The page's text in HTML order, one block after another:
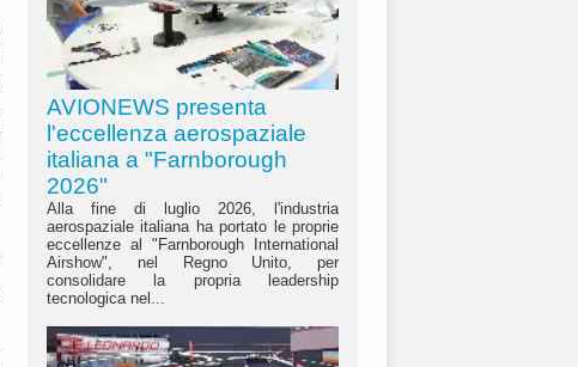
AVIONEWS presenta
l'eccellenza aerospaziale
italiana a "Farnborough
2026"
Alla fine di luglio 2026, l'industria
aerospaziale italiana ha portato le proprie
eccellenze al "Farnborough International
Airshow", nel Regno Unito, per
consolidare la propria leadership
tecnologica nel...